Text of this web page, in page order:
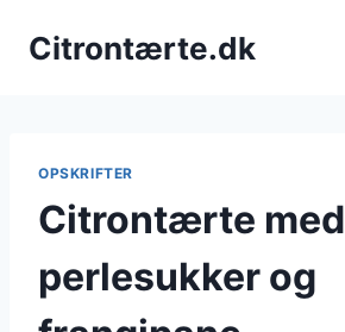
Citrontærte.dk
OPSKRIFTER
Citrontærte med
perlesukker og